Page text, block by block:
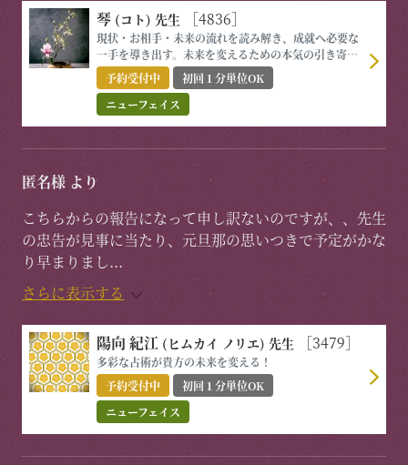
琴 (コト) 先生 ［4836］
現状・お相手・未来の流れを読み解き、成就へ必要な
一手を導き出す。未来を変えるための本気の引き寄せ
鑑定。
予約受付中
初回１分単位OK
ニューフェイス
匿名様 より
こちらからの報告になって申し訳ないのですが、、先生
の忠告が見事に当たり、元旦那の思いつきで予定がかな
り早まりまし...
さらに表示する
陽向 紀江 (ヒムカイ ノリエ) 先生 ［3479］
多彩な占術が貴方の未来を変える！
予約受付中
初回１分単位OK
ニューフェイス